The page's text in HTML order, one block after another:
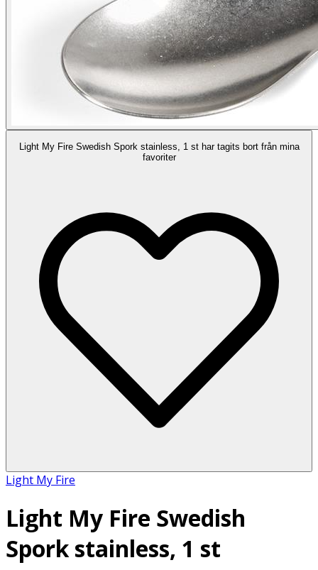
Light My Fire Swedish Spork stainless, 1 st har tagits bort från mina
favoriter
Light My Fire
Light My Fire Swedish
Spork stainless, 1 st